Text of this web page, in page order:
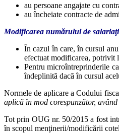
au persoane angajate cu
au încheiate contracte de
Modificarea numărului de salariaţi
În cazul în care, în cursul
efectuat modificarea, potrivit
Pentru microîntreprinderile
îndeplinită dacă în cursul
Normele de aplicare a Codului
aplică în mod corespunzător,
Tot prin OUG nr. 50/2015 a fost
în scopul menţinerii/modificării